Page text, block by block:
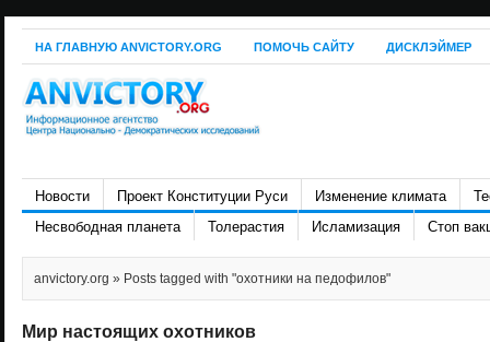
НА ГЛАВНУЮ ANVICTORY.ORG ПОМОЧЬ САЙТУ ДИСКЛЭЙМЕР
Новости Проект Конституции Руси Изменение климата
Несвободная планета
Толерастия Исламизация Стоп
anvictory.org » Posts tagged with "охотники на педофилов"
Мир настоящих охотников